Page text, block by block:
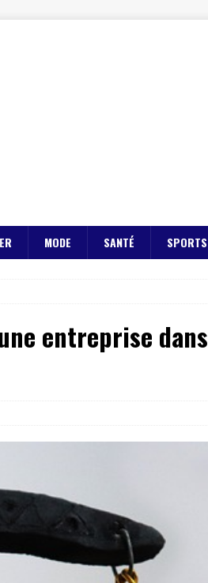
MODE SANTÉ SPORTS
entreprise dans